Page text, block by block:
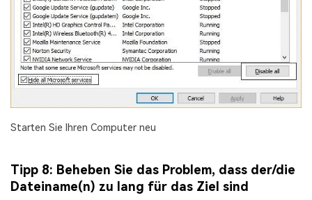
Starten Sie Ihren Computer neu
Tipp 8: Beheben Sie das Problem, dass der/die
Dateiname(n) zu lang für das Ziel sind